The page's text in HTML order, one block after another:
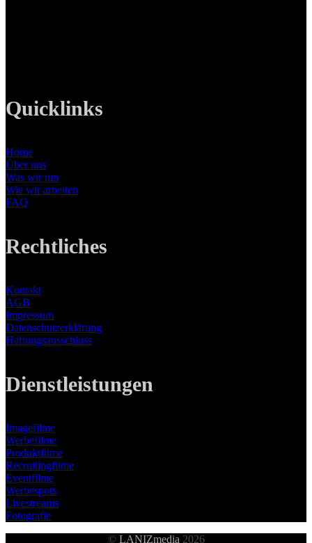
Quicklinks
Home
Über uns
Was wir tun
Wie wir arbeiten
FAQ
Rechtliches
Kontakt
AGB
Impressum
Datenschutzerklärung
Haftungsausschluss
Dienstleistungen
Imagefilme
Werbefilme
Produktfilme
Recruitingfilme
Eventfilme
Werbespots
Livestreams
Fotografie
© LANIZmedia 2026